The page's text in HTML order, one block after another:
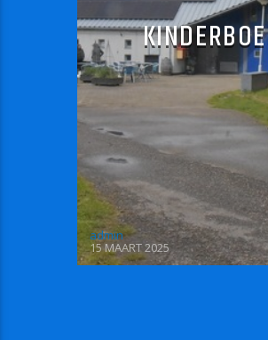
admin
15 MAART 2025